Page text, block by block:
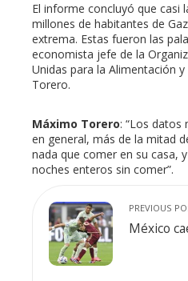
El informe concluyó que casi
millones de habitantes de
extrema. Estas fueron las
economista jefe de la
Unidas para la Alimentación
Torero.
Máximo Torero: “Los datos
en general, más de la mitad
nada que comer en su casa,
noches enteros sin comer”.
PREVIOUS
México